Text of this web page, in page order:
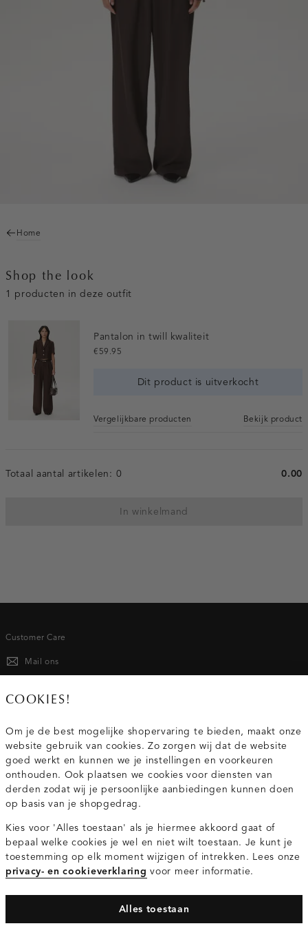
Home
Shop the look
1 producten in deze outfit
Pantalon in twill kwaliteit
€59.95
Dit product is uitverkocht
Vergelijkbare producten Bekijk product
Totaal aantal artikelen: 0 0.00
In winkelmand
Customer Care
Mail ons
Service
Wij zijn Costes
Topcategorieën voor jou
Privacy- en cookieverklaringAlgemene Voorwaarden
COOKIES!
Om je de best mogelijke shopervaring te bieden, maakt onze
website gebruik van cookies. Zo zorgen wij dat de website
goed werkt en kunnen we je instellingen en voorkeuren
onthouden. Ook plaatsen we cookies voor diensten van
derden zodat wij je persoonlijke aanbiedingen kunnen doen
op basis van je shopgedrag.
Kies voor 'Alles toestaan' als je hiermee akkoord gaat of
bepaal welke cookies je wel en niet wilt toestaan. Je kunt je
toestemming op elk moment wijzigen of intrekken. Lees onze
privacy- en cookieverklaring voor meer informatie.
Alles toestaan